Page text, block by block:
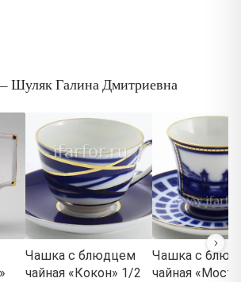
Шуляк Галина Дмитриевна
Чашка с блюдцем
чайная «Кокон» 1/2
Чашка с
чайная «Мост